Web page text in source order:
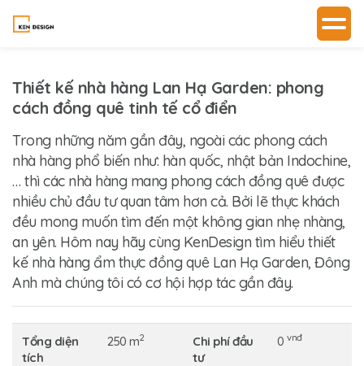
Thiết kế nhà hàng Lan Hạ Garden: phong
cách đồng quê tinh tế cổ điển
Trong những năm gần đây, ngoài các phong cách
nhà hàng phổ biến như: hàn quốc, nhật bản Indochine,
… thì các nhà hàng mang phong cách đồng quê được
nhiều chủ đầu tư quan tâm hơn cả. Bởi lẽ thực khách
đều mong muốn tìm đến một không gian nhẹ nhàng,
an yên. Hôm nay hãy cùng KenDesign tìm hiểu thiết
kế nhà hàng ẩm thực đồng quê Lan Hạ Garden, Đông
Anh mà chúng tôi có cơ hội hợp tác gần đây.
Tổng diện
tích
250 m2
Chi phí đầu
tư
0 vnđ